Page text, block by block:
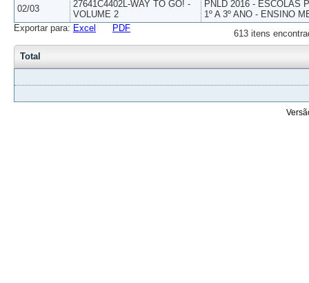
02/03
27641C4402L-WAY TO GO! -
VOLUME 2
PNLD 2016 - ESCOLAS
1º A 3º ANO - ENSINO
613 itens
Exportar para: Excel PDF
Total